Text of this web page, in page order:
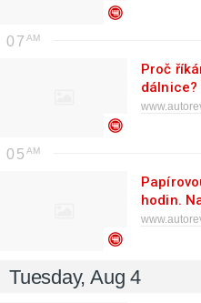
07
Proč
slova,
05
hodin.
Mladé
Tuesday, Aug 4